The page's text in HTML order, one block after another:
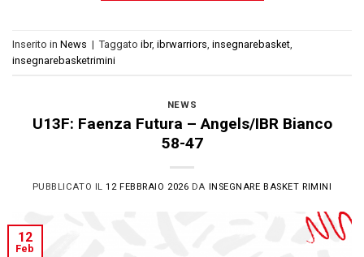
Inserito in News | Taggato ibr, ibrwarriors insegnarebasket
insegnarebasketrimini
NEWS
U13F: Faenza Futura – Angels/IBR Bianco
58-47
PUBBLICATO IL12 FEBBRAIO 2026 DA INSEGNARE BASKET RIMINI
12
Feb